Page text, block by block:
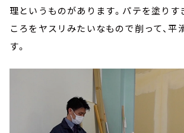
理というものがあります。パテを塗りす
ころをヤスリみたいなもので削って、平
す。